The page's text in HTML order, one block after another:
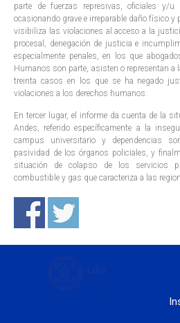
parte de fuerzas represivas, oficiales y/u
ocasionando grave e irreparable daño físico y
visibiliza las violaciones al acceso a la
procesal, denegación de justicia e
especialmente penales, en los que
Humanos son parte, asisten o representan a
treinta casos en los que se ha negado
violaciones a los derechos humanos.
En tercer lugar, el informe da cuenta de la
Andes, referido específicamente a la
campus universitario y dependencias
pasividad de los órganos policiales, y
situación de colapso de los servicios
combustible y gas que caracteriza a las